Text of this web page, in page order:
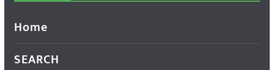
Home
SEARCH